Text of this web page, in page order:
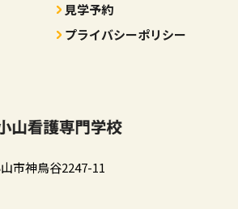
見学予約
プライバシーポリシー
市神鳥谷2247-11